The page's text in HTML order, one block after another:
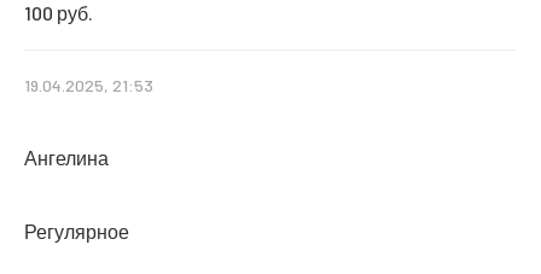
100 руб.
19.04.2025, 21:53
Ангелина
Регулярное